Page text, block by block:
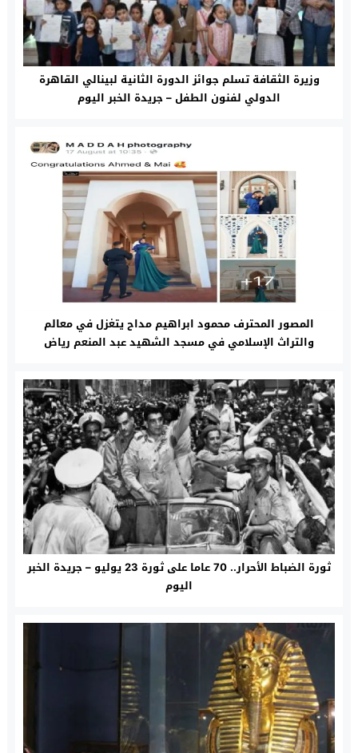
وزيرة الثقافة تسلم جوائز الدورة الثانية لبينالي القاهرة
الدولي لفنون الطفل – جريدة الخبر اليوم
المصور المحترف محمود ابراهيم مداح يتغزل في معالم
والتراث الإسلامي في مسجد الشهيد عبد المنعم رياض
ثورة الضباط الأحرار.. 70 عاما على ثورة 23 يوليو – جريدة الخبر
اليوم